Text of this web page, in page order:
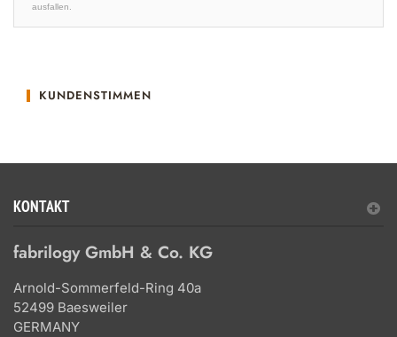
ausfallen.
KUNDENSTIMMEN
KONTAKT
fabrilogy GmbH & Co. KG
Arnold-Sommerfeld-Ring 40a
52499 Baesweiler
GERMANY